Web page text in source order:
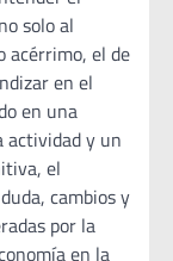
solo al
acérrimo, el de
en el
en una
actividad y un
el
cambios y
por la
en la